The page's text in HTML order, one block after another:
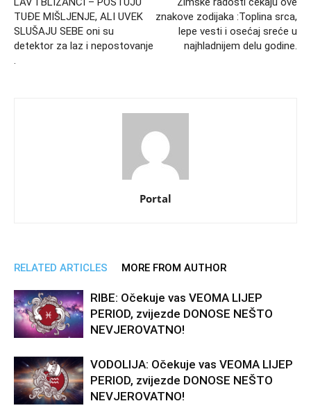
TUĐE MIŠLJENJE, ALI UVEK
SLUŠAJU SEBE oni su
detektor za laz i nepostovanje
.
znakove zodijaka :Toplina srca,
lepe vesti i osećaj sreće u
najhladnijem delu godine.
Portal
RELATED ARTICLES MORE FROM AUTHOR
RIBE: Očekuje vas VEOMA LIJEP
PERIOD, zvijezde DONOSE NEŠTO
NEVJEROVATNO!
VODOLIJA: Očekuje vas VEOMA LIJEP
PERIOD, zvijezde DONOSE NEŠTO
NEVJEROVATNO!